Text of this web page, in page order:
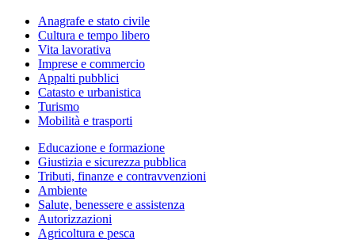
Anagrafe e stato civile
Cultura e tempo libero
Vita lavorativa
Imprese e commercio
Appalti pubblici
Catasto e urbanistica
Turismo
Mobilità e trasporti
Educazione e formazione
Giustizia e sicurezza pubblica
Tributi, finanze e contravvenzioni
Ambiente
Salute, benessere e assistenza
Autorizzazioni
Agricoltura e pesca